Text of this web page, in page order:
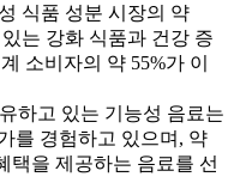
식품 성분 시장의 약
는 강화 식품과 건강 증
소비자의 약 55%가 이
하고 있는 기능성 음료는
를 경험하고 있으며, 약
택을 제공하는 음료를 선